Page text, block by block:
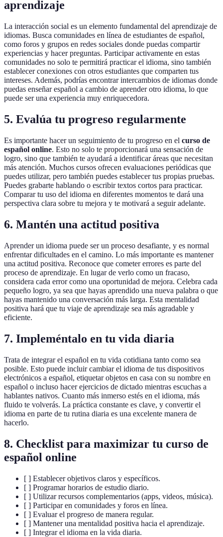
aprendizaje
La interacción social es un elemento fundamental del aprendizaje de
idiomas. Busca comunidades en línea de estudiantes de español,
como foros y grupos en redes sociales donde puedas compartir
experiencias y hacer preguntas. Participar activamente en estas
comunidades no solo te permitirá practicar el idioma, sino también
establecer conexiones con otros estudiantes que comparten tus
intereses. Además, podrías encontrar intercambios de idiomas donde
puedas enseñar español a cambio de aprender otro idioma, lo que
puede ser una experiencia muy enriquecedora.
5. Evalúa tu progreso regularmente
Es importante hacer un seguimiento de tu progreso en el curso de
español online. Esto no solo te proporcionará una sensación de
logro, sino que también te ayudará a identificar áreas que necesitan
más atención. Muchos cursos ofrecen evaluaciones periódicas que
puedes utilizar, pero también puedes establecer tus propias pruebas.
Puedes grabarte hablando o escribir textos cortos para practicar.
Comparar tu uso del idioma en diferentes momentos te dará una
perspectiva clara sobre tu mejora y te motivará a seguir adelante.
6. Mantén una actitud positiva
Aprender un idioma puede ser un proceso desafiante, y es normal
enfrentar dificultades en el camino. Lo más importante es mantener
una actitud positiva. Reconoce que cometer errores es parte del
proceso de aprendizaje. En lugar de verlo como un fracaso,
considera cada error como una oportunidad de mejora. Celebra cada
pequeño logro, ya sea que hayas aprendido una nueva palabra o que
hayas mantenido una conversación más larga. Esta mentalidad
positiva hará que tu viaje de aprendizaje sea más agradable y
eficiente.
7. Impleméntalo en tu vida diaria
Trata de integrar el español en tu vida cotidiana tanto como sea
posible. Esto puede incluir cambiar el idioma de tus dispositivos
electrónicos a español, etiquetar objetos en casa con su nombre en
español o incluso hacer ejercicios de dictado mientras escuchas a
hablantes nativos. Cuanto más inmerso estés en el idioma, más
fluido te volverás. La práctica constante es clave, y convertir el
idioma en parte de tu rutina diaria es una excelente manera de
hacerlo.
8. Checklist para maximizar tu curso de
español online
[ ] Establecer objetivos claros y específicos.
[ ] Programar horarios de estudio diario.
[ ] Utilizar recursos complementarios (apps, videos, música).
[ ] Participar en comunidades y foros en línea.
[ ] Evaluar el progreso de manera regular.
[ ] Mantener una mentalidad positiva hacia el aprendizaje.
[ ] Integrar el idioma en la vida diaria.